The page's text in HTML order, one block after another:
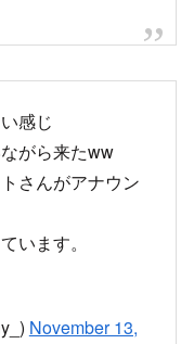
感じ
がら来たww
さんがアナウン
います。